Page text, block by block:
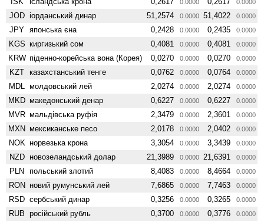
0.0000 0.0000
JOD іорданський динар 51,2574 0.0000 51,4022 0.0000
JPY японська єна 0,2428 0.0000 0,2435 0.0000
KGS киргизький сом 0,4081 0.0000 0,4081 0.0000
KRW піденно-корейська вона (Корея) 0,0270 0.0000 0,0270 0.0000
KZT казахстанський тенге 0,0762 0.0000 0,0764 0.0000
MDL молдовський лей 2,0274 0.0000 2,0274 0.0000
MKD македонський денар 0,6227 0.0000 0,6227 0.0000
MVR мальдівська руфія 2,3479 0.0000 2,3601 0.0000
MXN мексиканське песо 2,0178 0.0000 2,0402 0.0000
NOK норвезька крона 3,3054 0.0000 3,3439 0.0000
NZD ново­зеландський долар 21,3989 0.0000 21,6391 0.0000
PLN польський злотий 8,4083 0.0000 8,4664 0.0000
RON новий румунський лей 7,6865 0.0000 7,7463 0.0000
RSD сербський динар 0,3256 0.0000 0,3265 0.0000
RUB російський рубль 0,3700 0.0000 0,3776 0.0000